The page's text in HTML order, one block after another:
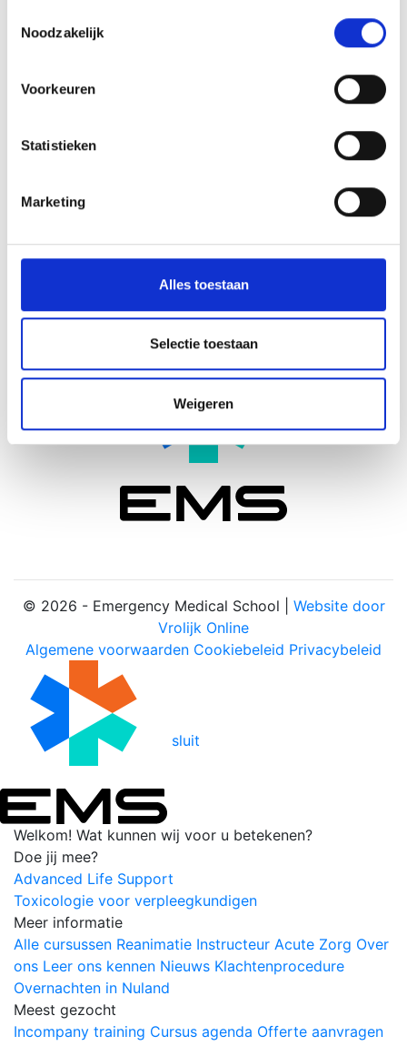
Informatie verzamelen over uw geografische
Uw apparaat identificeren door het actief te
scannen op specifieke eigenschappen (fingerprinting)
verwerkt en stel uw voorkeuren in het
detailgedeelte in.
personaliseren, om functies voor social media te bieden
en om ons websiteverkeer te analyseren. Ook delen we
partners voor social media, adverteren en analyse. Deze
partners kunnen deze gegevens combineren met andere
informatie die u aan ze heeft verstrekt of die ze hebben
verzameld op basis van uw gebruik van hun services.
Noodzakelijk
Voorkeuren
Statistieken
Marketing
Alles toestaan
Selectie toestaan
Weigeren
Contact informatie
X
Instagram
© 2026 - Emergency Medical School | Website door
Vrolijk Online
Algemene voorwaarden Cookiebeleid Privacybeleid
sluit
Welkom! Wat kunnen wij voor u betekenen?
Doe jij mee?
Advanced Life Support
Toxicologie voor verpleegkundigen
Meer informatie
Alle cursussen Reanimatie Instructeur Acute Zorg Over
ons Leer ons kennen Nieuws Klachtenprocedure
Overnachten in Nuland
Meest gezocht
Incompany training Cursus agenda Offerte aanvragen